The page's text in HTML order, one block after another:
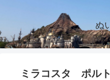
ぬ
ミラコスタ ポル